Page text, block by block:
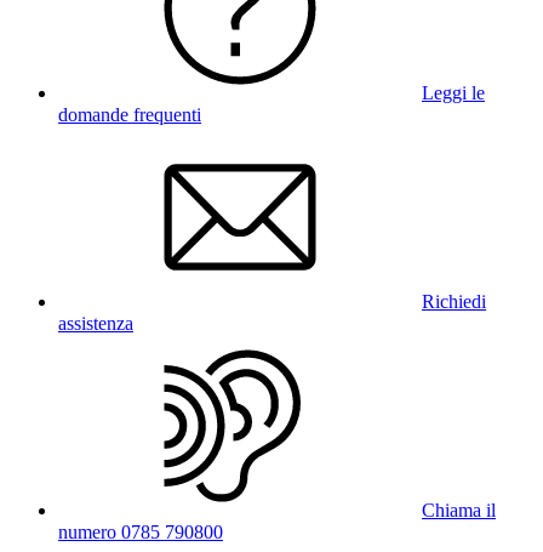
Leggi le
domande frequenti
Richiedi
assistenza
Chiama il
numero 0785 790800